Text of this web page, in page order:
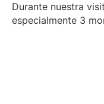
Durante nuestra
especialmente 3